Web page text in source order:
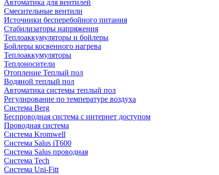
Автоматика для вентилей
Смесительные вентили
Источники бесперебойного питания
Стабилизаторы напряжения
Теплоаккумуляторы и бойлеры
Бойлеры косвенного нагрева
Теплоаккумуляторы
Теплоносители
Отопление Теплый пол
Водяной теплый пол
Автоматика системы теплый пол
Регулирование по температуре воздуха
Система Berg
Беспроводная система с интернет доступом
Проводная система
Система Kromwell
Система Salus iT600
Система Salus проводная
Система Tech
Система Uni-Fitt